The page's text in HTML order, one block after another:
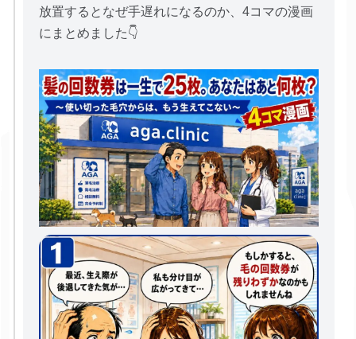
放置するとなぜ手遅れになるのか、4コマの漫画
にまとめました👇